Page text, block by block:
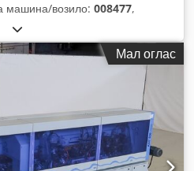
машина/возило: 008477,
Мал оглас